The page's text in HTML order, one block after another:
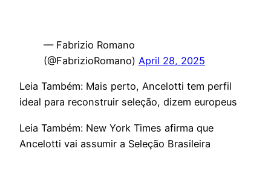
— Fabrizio Romano
(@FabrizioRomano) April 28, 2025
Leia Também: Mais perto, Ancelotti tem perfil
ideal para reconstruir seleção, dizem europeus
Leia Também: New York Times afirma que
Ancelotti vai assumir a Seleção Brasileira